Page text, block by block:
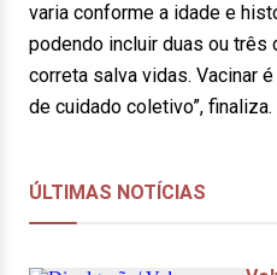
varia conforme a idade e
podendo incluir duas ou três
correta salva vidas. Vacinar
de cuidado coletivo”, finaliza.